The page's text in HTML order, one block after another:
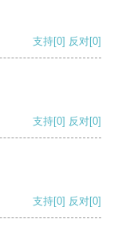
支持[0] 反对[0]
支持[0] 反对[0]
支持[0] 反对[0]